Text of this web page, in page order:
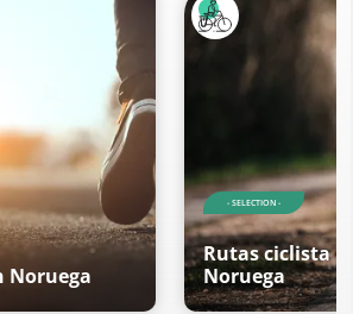
Noruega
- SELECTION -
Rutas ciclista
Noruega